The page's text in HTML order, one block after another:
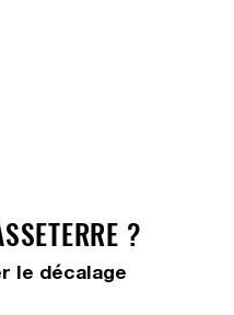
?
le décalage